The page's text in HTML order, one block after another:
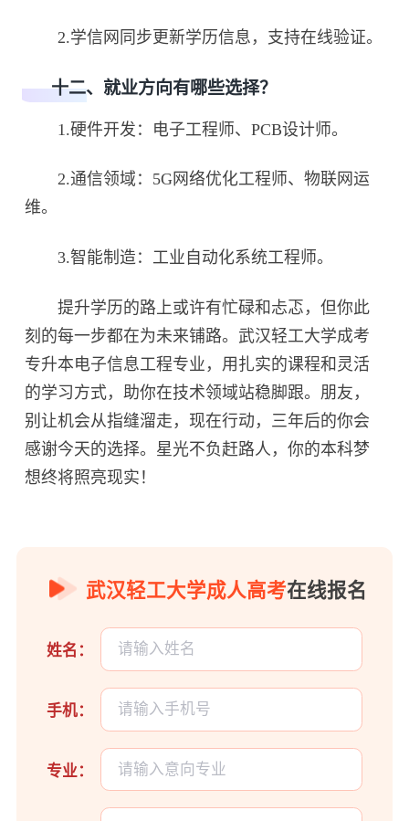
2.学信网同步更新学历信息，支持在线验证。
十二、就业方向有哪些选择？
1.硬件开发：电子工程师、PCB设计师。
2.通信领域：5G网络优化工程师、物联网运
维。
3.智能制造：工业自动化系统工程师。
提升学历的路上或许有忙碌和忐忑，但你此
刻的每一步都在为未来铺路。武汉轻工大学成考
专升本电子信息工程专业，用扎实的课程和灵活
的学习方式，助你在技术领域站稳脚跟。朋友，
别让机会从指缝溜走，现在行动，三年后的你会
感谢今天的选择。星光不负赶路人，你的本科梦
想终将照亮现实！
武汉轻工大学成人高考在线报名
姓名：
手机：
专业：